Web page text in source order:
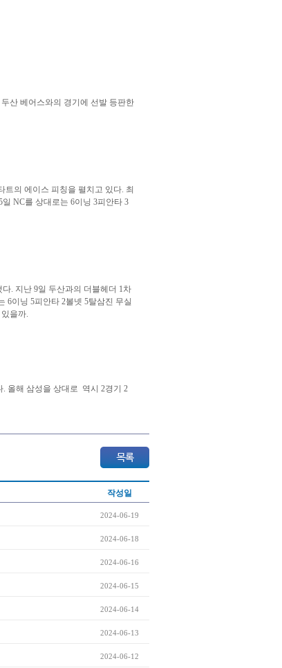
산 베어스와의 경기에 선발 등판한
트의 에이스 피칭을 펼치고 있다. 최
NC를 상대로는 6이닝 3피안타 3
. 지난 9일 두산과의 더블헤더 1차
6이닝 5피안타 2볼넷 5탈삼진 무실
을까.
. 올해 삼성을 상대로 역시 2경기 2
작성일
2024-06-19
2024-06-18
2024-06-16
2024-06-15
2024-06-14
2024-06-13
2024-06-12